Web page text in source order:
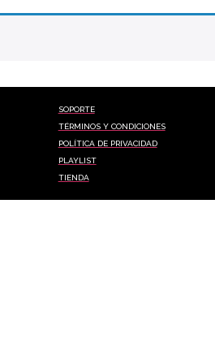
SOPORTE
TÉRMINOS Y CONDICIONES
POLÍTICA DE PRIVACIDAD
PLAYLIST
TIENDA